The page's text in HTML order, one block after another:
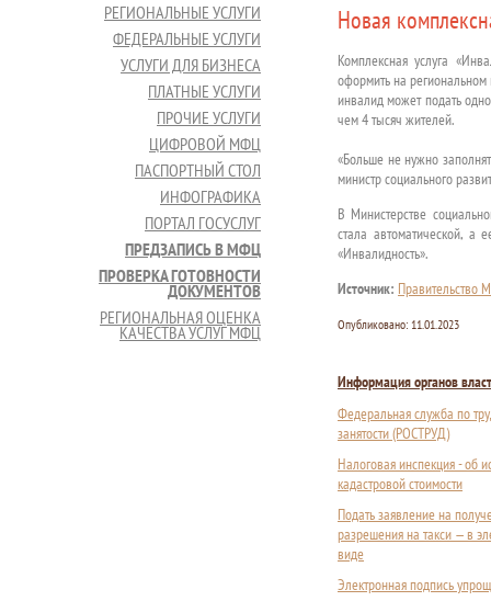
РЕГИОНАЛЬНЫЕ УСЛУГИ
ФЕДЕРАЛЬНЫЕ УСЛУГИ
УСЛУГИ ДЛЯ БИЗНЕСА
ПЛАТНЫЕ УСЛУГИ
ПРОЧИЕ УСЛУГИ
ЦИФРОВОЙ МФЦ
ПАСПОРТНЫЙ СТОЛ
ИНФОГРАФИКА
ПОРТАЛ ГОСУСЛУГ
ПРЕДЗАПИСЬ В МФЦ
ПРОВЕРКА ГОТОВНОСТИ
ДОКУМЕНТОВ
РЕГИОНАЛЬНАЯ ОЦЕНКА
КАЧЕСТВА УСЛУГ МФЦ
Новая
Комплексная услуга
оформить на
инвалид может подать
чем 4 тысяч жителей.
«Больше не нужно
министр социального
В Министерстве
стала автоматической, а
«Инвалидность».
Источник: Правительство
Опубликовано: 11.01.2023
Информация органов
Федеральная служба по
занятости (РОСТРУД)
Налоговая инспекция - об
кадастровой стоимости
Подать заявление на
разрешения на такси — в
виде
Электронная подпись